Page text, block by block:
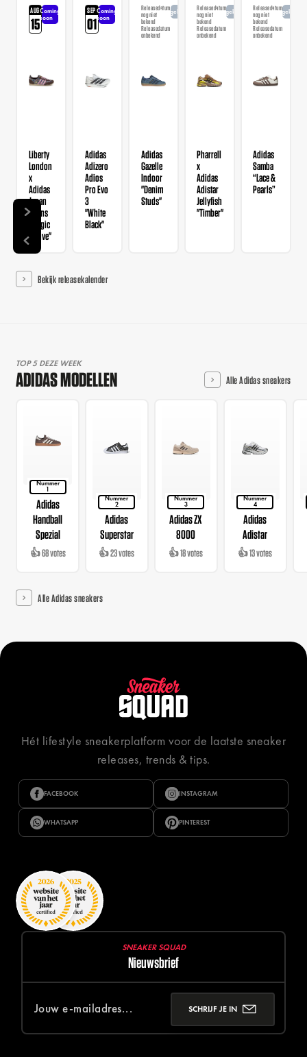
AUG
15
Coming
soon
Liberty
London
x
Adidas
Japan
Wmns
"Magic
Mauve"
SEP
01
Coming
soon
Adidas
Adizero
Adios
Pro Evo
3
"White
Black"
Releasedatum
nog niet
bekend
Releasedatum
onbekend
Aangekondigd
Adidas
Gazelle
Indoor
"Denim
Studs"
Releasedatum
nog niet
bekend
Releasedatum
onbekend
Aangekondigd
Pharrell
x
Adidas
Adistar
Jellyfish
"Timber"
Releasedatum
nog niet
bekend
Releasedatum
onbekend
Adidas
Samba
“Lace &
Pearls”
Bekijk releasekalender
TOP 5 DEZE WEEK
ADIDAS MODELLEN Alle Adidas sneakers
Nummer
1
Adidas
Handball
Spezial
👍 68 votes
Nummer
2
Adidas
Superstar
👍 23 votes
Nummer
3
Adidas ZX
8000
👍 18 votes
Nummer
4
Adidas
Adistar
👍 13 votes
Alle Adidas sneakers
Hét lifestyle sneakerplatform voor de laatste sneaker
releases, trends & tips.
FACEBOOK INSTAGRAM
WHATSAPP PINTEREST
SNEAKER SQUAD
Nieuwsbrief
SCHRIJF JE IN